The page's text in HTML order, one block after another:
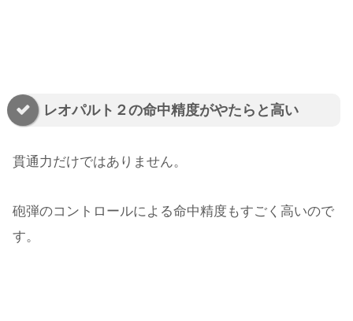
レオパルト２の命中精度がやたらと高い
貫通力だけではありません。
砲弾のコントロールによる命中精度もすごく高いので
す。